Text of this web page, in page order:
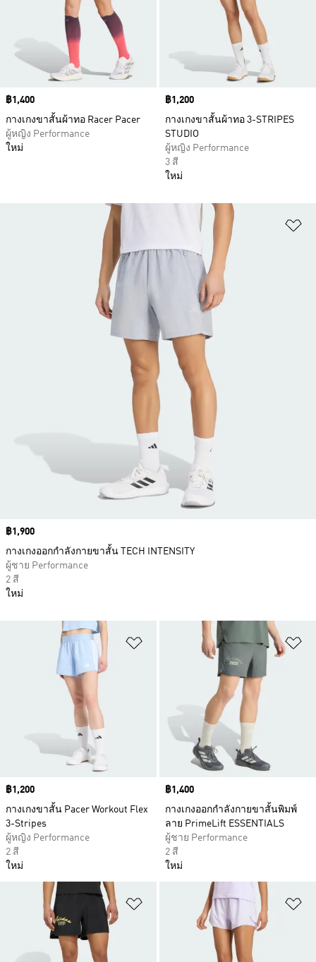
Price
฿1,400
กางเกงขาสั้นผ้าทอ Racer Pacer
ผู้หญิง Performance
ใหม่
Price
฿1,200
กางเกงขาสั้นผ้าทอ 3-STRIPES
STUDIO
ผู้หญิง Performance
3 สี
ใหม่
เพิ่มไปยังรายการสินค้าโปรด
Price
฿1,200
กางเกงขาสั้น Pacer Workout Flex
3-Stripes
ผู้หญิง Performance
2 สี
ใหม่
Price
฿1,400
กางเกงออกกำลังกายขาสั้นพิมพ์
ลาย PrimeLift ESSENTIALS
ผู้ชาย Performance
2 สี
ใหม่
เพิ่มไปยังรายการสินค้าโปรด
Price
฿1,900
กางเกงออกกำลังกายขาสั้น TECH INTENSITY
ผู้ชาย Performance
2 สี
ใหม่